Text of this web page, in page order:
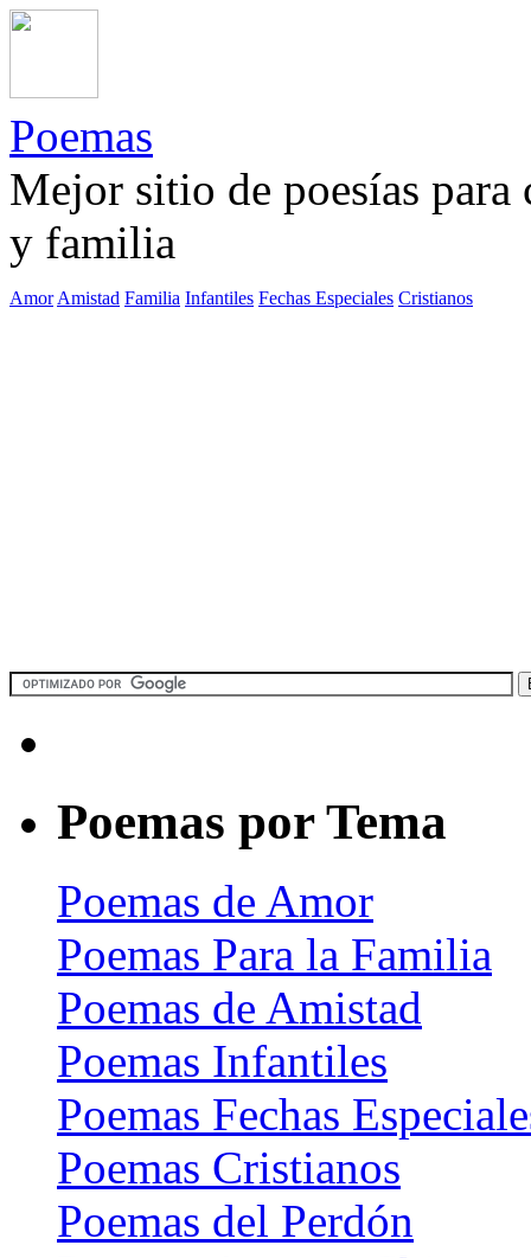
Poemas
Mejor sitio de poesías
y familia
Amor Amistad Familia Infantiles Fechas Especiales Cristianos
Poemas por Tema
Poemas de Amor
Poemas Para la Familia
Poemas de Amistad
Poemas Infantiles
Poemas Fechas
Poemas Cristianos
Poemas del Perdón